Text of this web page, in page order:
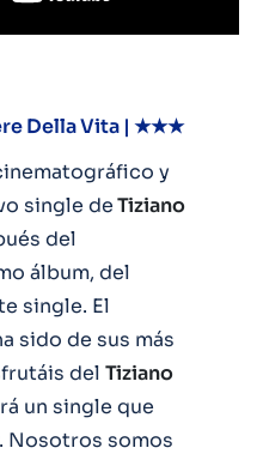
Della Vita | ★★★
y
single deTiziano
del
álbum, del
single. El
sido de sus más
del Tiziano
un single que
Nosotros somos